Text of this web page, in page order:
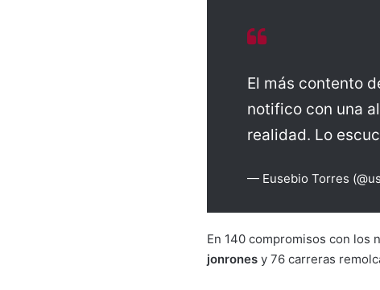
El más contento
notifico con una
realidad. Lo
— Eusebio Torres
En 140 compromisos con los
jonrones y 76 carreras